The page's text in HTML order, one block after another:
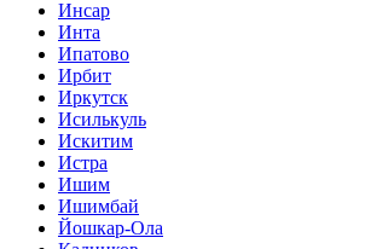
Инсар
Инта
Ипатово
Ирбит
Иркутск
Исилькуль
Искитим
Истра
Ишим
Ишимбай
Йошкар-Ола